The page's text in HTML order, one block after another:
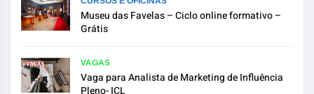
Museu das Favelas – Ciclo online formativo –
Grátis
VAGAS
Vaga para Analista de Marketing de Influência